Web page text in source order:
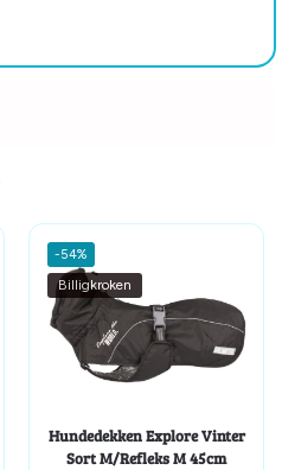
-54%
Billigkroken
Hundedekken Explore Vinter
Sort M/Refleks M 45cm